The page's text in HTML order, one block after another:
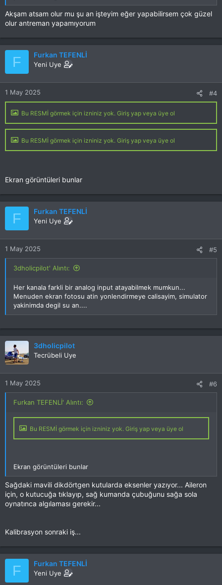
Akşam atsam olur mu şu an işteyim eğer yapabilirsem çok güzel
olur antreman yapamıyorum
F Furkan TEFENLİ
Yeni Uye
1 May 2025 #4
Bu RESMİ görmek için izniniz yok. Giriş yap veya üye ol
Bu RESMİ görmek için izniniz yok. Giriş yap veya üye ol
Ekran görüntüleri bunlar
F Furkan TEFENLİ
Yeni Uye
1 May 2025 #5
3dholicpilot' Alıntı:
Her kanala farkli bir analog input atayabilmek mumkun...
Menuden ekran fotosu atin yonlendirmeye calisayim, simulator
yakinimda degil su an....
3dholicpilot
Tecrübeli Uye
1 May 2025 #6
Furkan TEFENLİ' Alıntı:
Bu RESMİ görmek için izniniz yok. Giriş yap veya üye ol
Ekran görüntüleri bunlar
Sağdaki mavili dikdörtgen kutularda eksenler yazıyor... Aileron
için, o kutucuğa tıklayıp, sağ kumanda çubuğunu sağa sola
oynatınca algılaması gerekir...
Kalibrasyon sonraki iş...
F Furkan TEFENLİ
Yeni Uye